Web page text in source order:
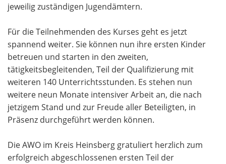
jeweilig zuständigen Jugendämtern.
Für die Teilnehmenden des Kurses geht es jetzt
spannend weiter. Sie können nun ihre ersten Kinder
betreuen und starten in den zweiten,
tätigkeitsbegleitenden, Teil der Qualifizierung mit
weiteren 140 Unterrichtsstunden. Es stehen nun
weitere neun Monate intensiver Arbeit an, die nach
jetzigem Stand und zur Freude aller Beteiligten, in
Präsenz durchgeführt werden können.
Die AWO im Kreis Heinsberg gratuliert herzlich zum
erfolgreich abgeschlossenen ersten Teil der